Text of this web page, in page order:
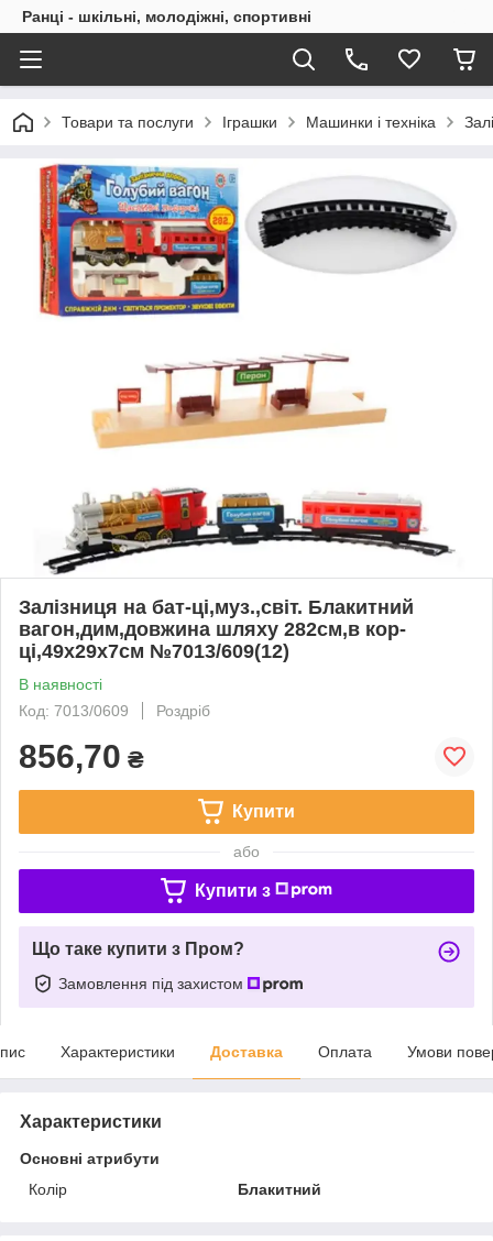
Ранці - шкільні, молодіжні, спортивні
Товари та послуги Іграшки Машинки і техніка
Залізниця на бат-ці,муз.,світ. Блакитний
вагон,дим,довжина шляху 282см,в кор-
ці,49х29х7см №7013/609(12)
В наявності
Код: 7013/0609
Роздріб
856,70 ₴
Купити
або
Купити з
Що таке купити з Пром?
Замовлення під захистом
Характеристики Доставка Оплата Умови
Характеристики
Основні атрибути
Колір
Блакитний